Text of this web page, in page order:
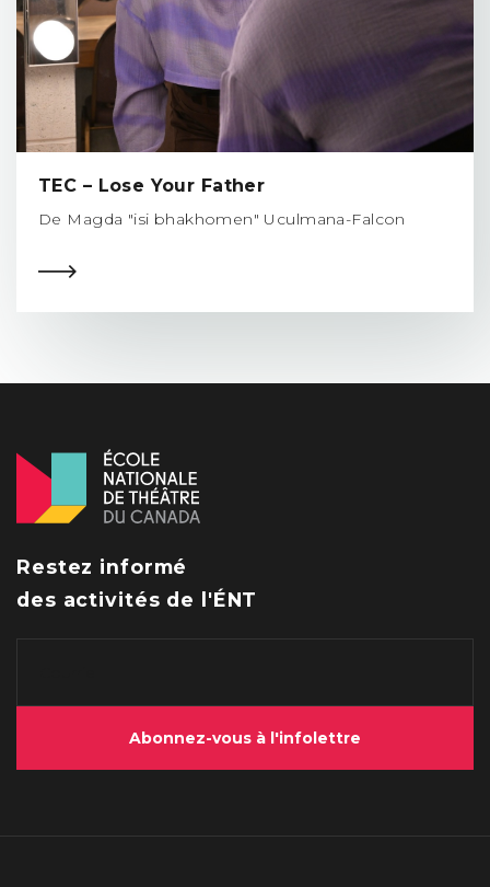
TEC – Lose Your Father
De Magda "isi bhakhomen" Uculmana-Falcon
Restez informé
des activités de l'ÉNT
Abonnez-vous à l'infolettre